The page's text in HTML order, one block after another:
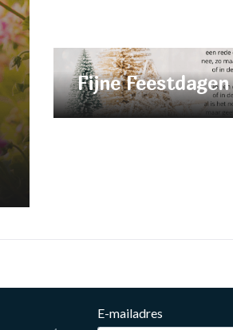
Fijne Feestdagen
E-mailadres